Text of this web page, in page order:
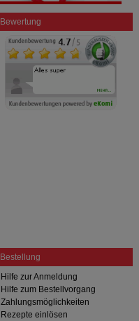
Bewertung
Bestellung
Hilfe zur Anmeldung
Hilfe zum Bestellvorgang
Zahlungsmöglichkeiten
Rezepte einlösen